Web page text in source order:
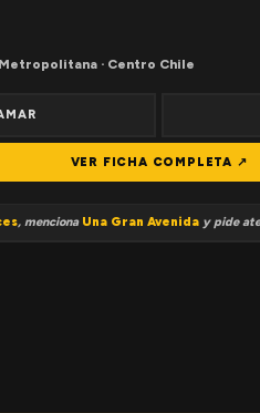
· Centro Chile
VER FICHA COMPLETA ↗
, menciona Una Gran Avenida y pide